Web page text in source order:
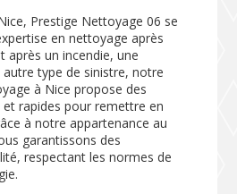
Prestige Nettoyage 06 se
en nettoyage après
après un incendie, une
type de sinistre, notre
à Nice propose des
rapides pour remettre en
à notre appartenance au
garantissons des
respectant les normes de